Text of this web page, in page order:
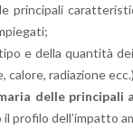
prin­ci­pa­li
e della quan­ti­tà
ca­lo­re, ra­dia­zio­ne
delle prin­ci­pa­li
pro­fi­lo del­l’im­pat­to